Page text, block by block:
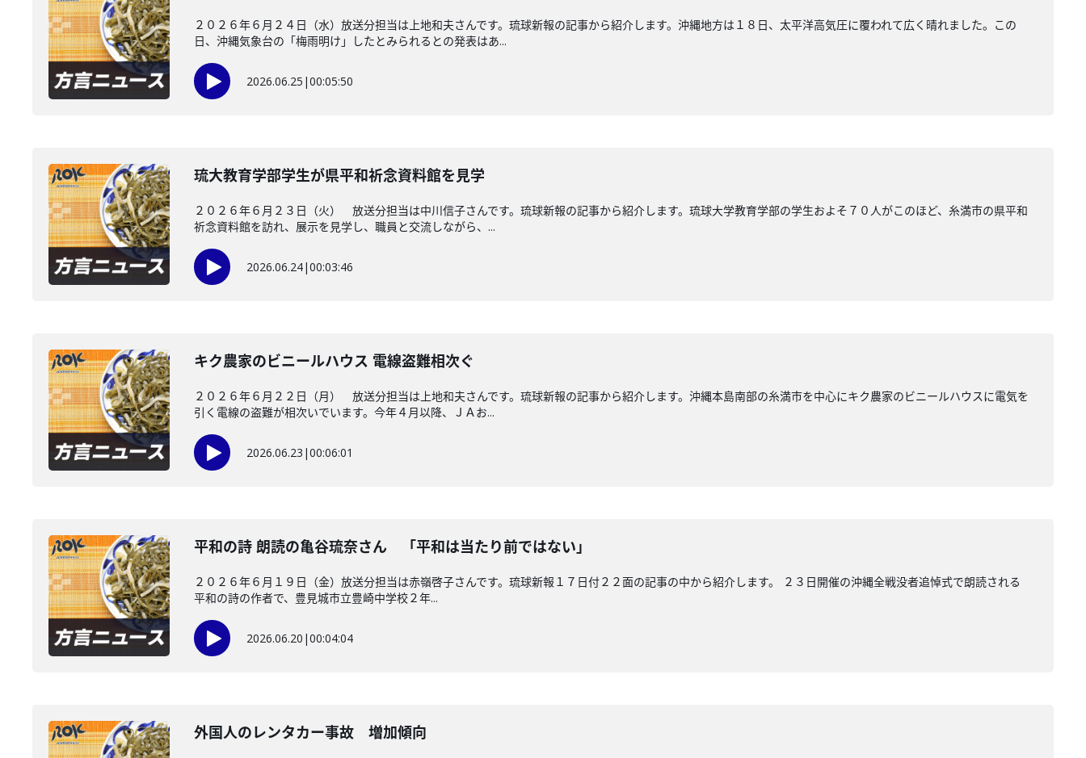
２０２６年６月２４日（水）放送分担当は上地和夫さんです。琉球新報の記事から紹介します。沖縄地方は１８日、太平洋高気圧に覆われて広く晴れました。この
日、沖縄気象台の「梅雨明け」したとみられるとの発表はあ...
2026.06.25 |00:05:50
琉大教育学部学生が県平和祈念資料館を見学
２０２６年６月２３日（火） 放送分担当は中川信子さんです。琉球新報の記事から紹介します。琉球大学教育学部の学生およそ７０人がこのほど、糸満市の県平和
祈念資料館を訪れ、展示を見学し、職員と交流しながら、...
2026.06.24|00:03:46
キク農家のビニールハウス 電線盗難相次ぐ
２０２６年６月２２日（月） 放送分担当は上地和夫さんです。琉球新報の記事から紹介します。沖縄本島南部の糸満市を中心にキク農家のビニールハウスに電気を
引く電線の盗難が相次いでいます。今年４月以降、ＪＡお...
2026.06.23 |00:06:01
平和の詩 朗読の亀谷琉奈さん 「平和は当たり前ではない」
２０２６年６月１９日（金）放送分担当は赤嶺啓子さんです。琉球新報１７日付２２面の記事の中から紹介します。 ２３日開催の沖縄全戦没者追悼式で朗読される
平和の詩の作者で、豊見城市立豊崎中学校２年...
2026.06.20 |00:04:04
外国人のレンタカー事故 増加傾向